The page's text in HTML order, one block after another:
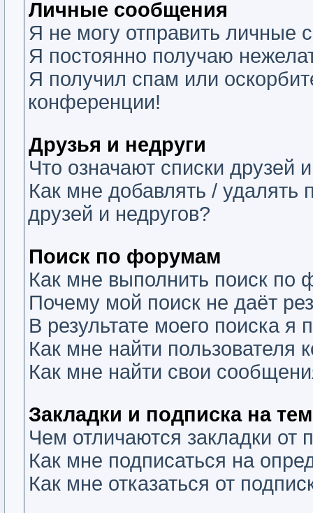
Личные сообщения
Я не могу отправить личные
Я постоянно получаю
Я получил спам или
конференции!
Друзья и недруги
Что означают списки друзей
Как мне добавлять / удалять
друзей и недругов?
Поиск по форумам
Как мне выполнить поиск
Почему мой поиск не даёт
В результате моего поиска я
Как мне найти пользователя
Как мне найти свои
Закладки и подписка на
Чем отличаются закладки от
Как мне подписаться на
Как мне отказаться от